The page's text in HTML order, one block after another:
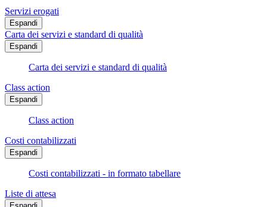
Servizi erogati
Espandi
Carta dei servizi e standard di qualità
Espandi
Carta dei servizi e standard di qualità
Class action
Espandi
Class action
Costi contabilizzati
Espandi
Costi contabilizzati - in formato tabellare
Liste di attesa